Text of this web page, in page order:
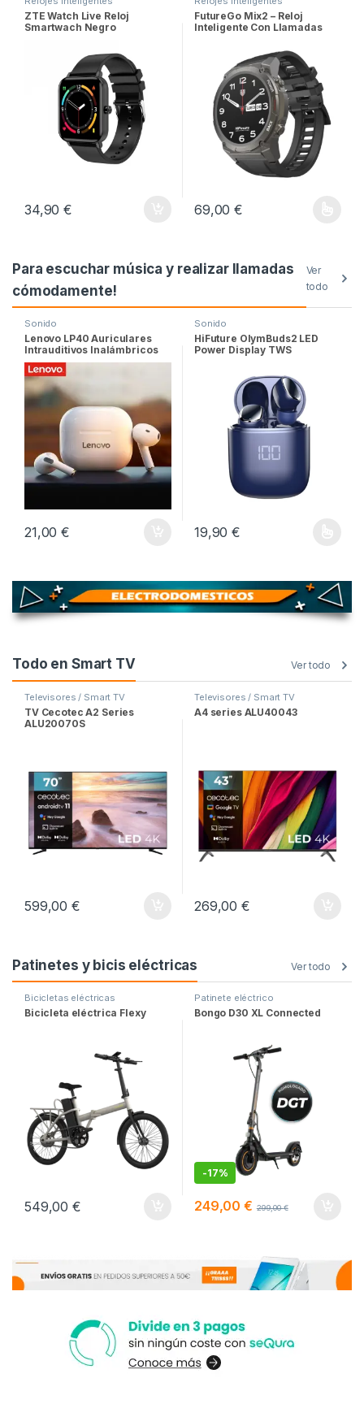
ZTE Watch Live Reloj
Smartwach Negro
34,90€
FutureGo Mix2 – Reloj
Inteligente Con Llamadas
69,00€
Este producto tiene múltiples
Para escuchar música y realizar llamadas
cómodamente!
Ver
todo
Sonido
Lenovo LP40 Auriculares
Intrauditivos Inalámbricos
Bluetooth blancos
21,00€
Sonido
HiFuture OlymBuds2 LED
Power Display TWS
19,90€
Este producto tiene múltiples
Todo en Smart TV Ver todo
Televisores / Smart TV
TV Cecotec A2 Series
ALU20070S
599,00€
Televisores / Smart TV
A4 series ALU40043
269,00€
Patinetes y bicis eléctricas Ver todo
Bicicletas eléctricas
Bicicleta eléctrica Flexy
549,00€
Patinete eléctrico
Bongo D30 XL Connected
-17%
249,00€ 299,00€